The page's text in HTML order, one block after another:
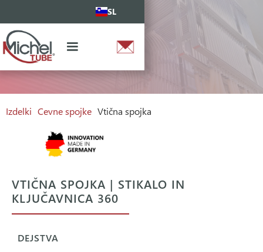
SL
Izdelki Cevne spojke Vtična spojka
VTIČNA SPOJKA | STIKALO IN
KLJUČAVNICA 360
DEJSTVA